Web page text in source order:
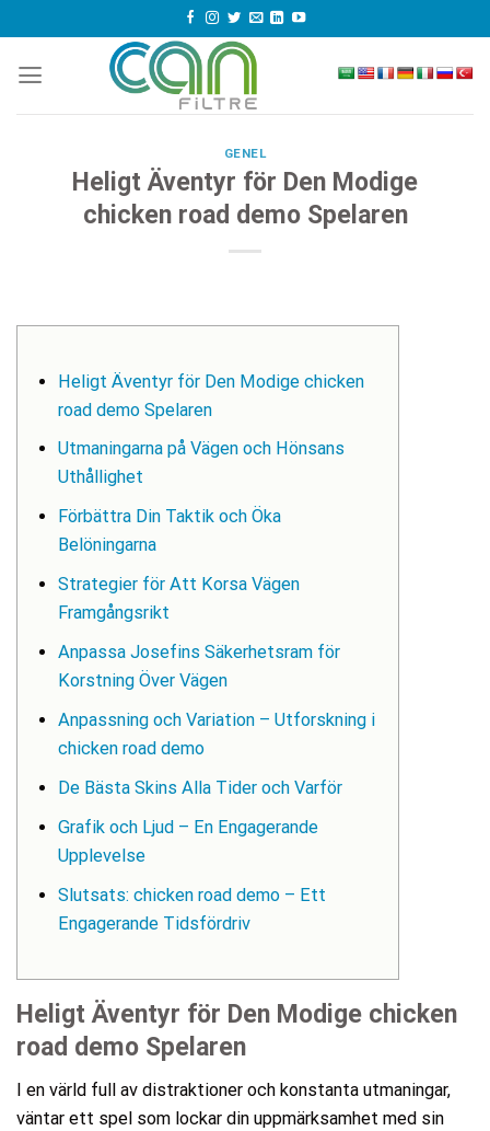
to
content
GENEL
Heligt Äventyr för Den Modige
chicken road demo Spelaren
Heligt Äventyr för Den Modige chicken
road demo Spelaren
Utmaningarna på Vägen och Hönsans
Uthållighet
Förbättra Din Taktik och Öka
Belöningarna
Strategier för Att Korsa Vägen
Framgångsrikt
Anpassa Josefins Säkerhetsram för
Korstning Över Vägen
Anpassning och Variation – Utforskning i
chicken road demo
De Bästa Skins Alla Tider och Varför
Grafik och Ljud – En Engagerande
Upplevelse
Slutsats: chicken road demo – Ett
Engagerande Tidsfördriv
Heligt Äventyr för Den Modige chicken
road demo Spelaren
I en värld full av distraktioner och konstanta utmaningar,
väntar ett spel som lockar din uppmärksamhet med sin